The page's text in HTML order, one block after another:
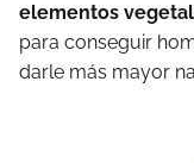
elementos
para conseguir
darle más mayor